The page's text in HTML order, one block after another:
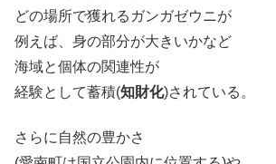
どの場所で獲れるガンガゼウニが
例えば、身の部分が大きいかなど
海域と個体の関連性が
経験として蓄積(知財化)されている。
さらに自然の豊かさ